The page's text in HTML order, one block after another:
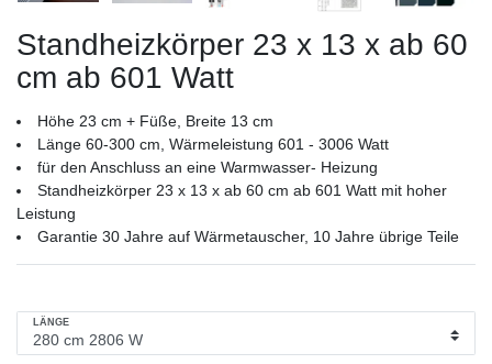
Standheizkörper 23 x 13 x ab 60
cm ab 601 Watt
Höhe 23 cm + Füße, Breite 13 cm
Länge 60-300 cm, Wärmeleistung 601 - 3006 Watt
für den Anschluss an eine Warmwasser- Heizung
Standheizkörper 23 x 13 x ab 60 cm ab 601 Watt mit hoher
Leistung
Garantie 30 Jahre auf Wärmetauscher, 10 Jahre übrige Teile
LÄNGE